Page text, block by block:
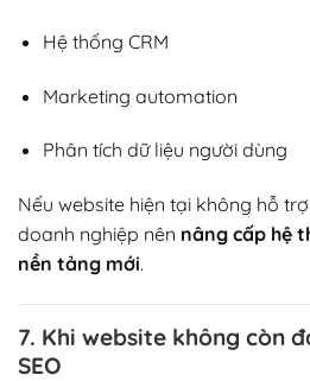
Hệ thống CRM
Marketing automation
Phân tích dữ liệu người dùng
Nếu website hiện tại không hỗ
doanh nghiệp nên nâng cấp hệ
nền tảng mới.
7. Khi website không còn
SEO